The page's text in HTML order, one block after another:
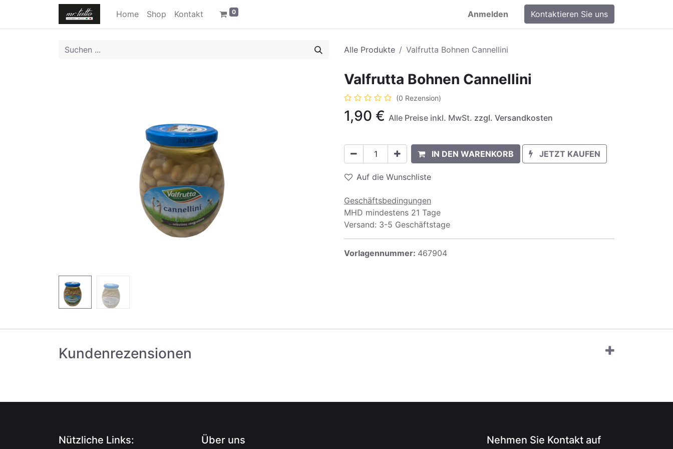
Home Shop Kontakt 0 Anmelden Kontaktieren Sie uns
Alle Produkte Valfrutta Bohnen Cannellini
Valfrutta Bohnen Cannellini
(0 Rezension)
1,90 € Alle Preise inkl. MwSt. zzgl. Versandkosten
IN DEN WARENKORB JETZT KAUFEN
Auf die Wunschliste
Geschäftsbedingungen
MHD mindestens 21 Tage
Versand: 3-5 Geschäftstage
Vorlagennummer: 467904
Kundenrezensionen
Nützliche Links: Über uns Nehmen Sie Kontakt auf